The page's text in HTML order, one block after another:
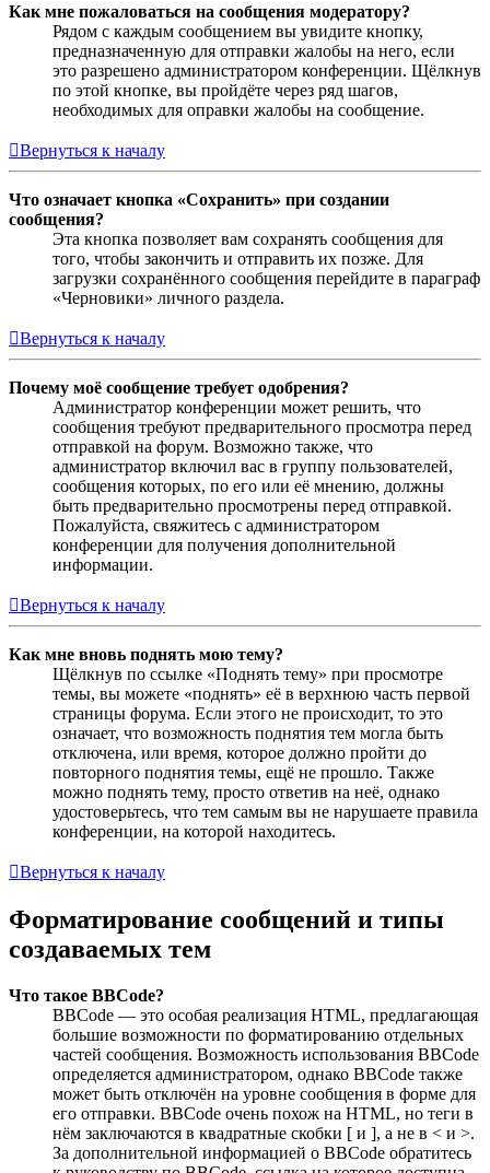
Как мне пожаловаться на сообщения модератору?
Рядом с каждым сообщением вы увидите кнопку,
предназначенную для отправки жалобы на него, если
это разрешено администратором конференции. Щёлкнув
по этой кнопке, вы пройдёте через ряд шагов,
необходимых для оправки жалобы на сообщение.
Вернуться к началу
Что означает кнопка «Сохранить» при создании
сообщения?
Эта кнопка позволяет вам сохранять сообщения для
того, чтобы закончить и отправить их позже. Для
загрузки сохранённого сообщения перейдите в параграф
«Черновики» личного раздела.
Вернуться к началу
Почему моё сообщение требует одобрения?
Администратор конференции может решить, что
сообщения требуют предварительного просмотра перед
отправкой на форум. Возможно также, что
администратор включил вас в группу пользователей,
сообщения которых, по его или её мнению, должны
быть предварительно просмотрены перед отправкой.
Пожалуйста, свяжитесь с администратором
конференции для получения дополнительной
информации.
Вернуться к началу
Как мне вновь поднять мою тему?
Щёлкнув по ссылке «Поднять тему» при просмотре
темы, вы можете «поднять» её в верхнюю часть первой
страницы форума. Если этого не происходит, то это
означает, что возможность поднятия тем могла быть
отключена, или время, которое должно пройти до
повторного поднятия темы, ещё не прошло. Также
можно поднять тему, просто ответив на неё, однако
удостоверьтесь, что тем самым вы не нарушаете правила
конференции, на которой находитесь.
Вернуться к началу
Форматирование сообщений и типы
создаваемых тем
Что такое BBCode?
BBCode — это особая реализация HTML, предлагающая
большие возможности по форматированию отдельных
частей сообщения. Возможность использования BBCode
определяется администратором, однако BBCode также
может быть отключён на уровне сообщения в форме для
его отправки. BBCode очень похож на HTML, но теги в
нём заключаются в квадратные скобки [ и ], а не в < и >.
За дополнительной информацией о BBCode обратитесь